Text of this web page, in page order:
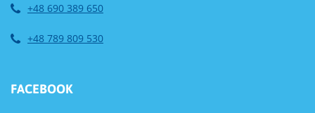
+48 690 389 650
+48 789 809 530
FACEBOOK